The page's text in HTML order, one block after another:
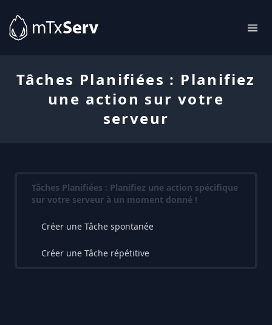
Tâches Planifiées : Planifiez
une action sur votre
serveur
Tâches Planifiées : Planifiez une action spécifique
sur votre serveur à un moment donné !
Créer une Tâche spontanée
Créer une Tâche répétitive